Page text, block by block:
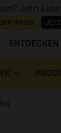
Jetzt
INFOS
ENTDECKEN